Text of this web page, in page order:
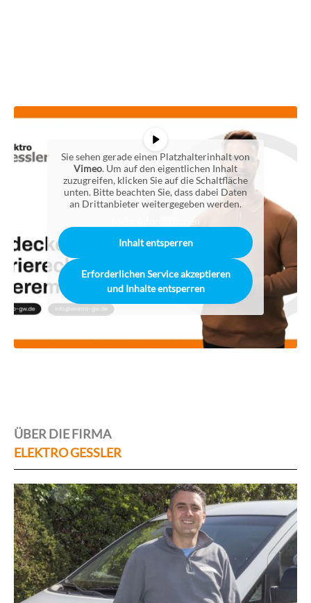
Sie sehen gerade einen Platzhalterinhalt von
Vimeo. Um auf den eigentlichen Inhalt
zuzugreifen, klicken Sie auf die Schaltfläche
unten. Bitte beachten Sie, dass dabei Daten
an Drittanbieter weitergegeben werden.
Mehr Informationen
Inhalt entsperren
Erforderlichen Service akzeptieren
und Inhalte entsperren
ÜBER DIE FIRMA
ELEKTRO GESSLER